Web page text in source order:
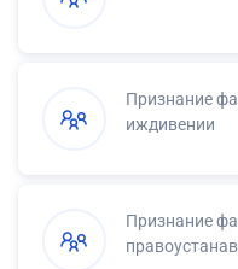
Признание
иждивении
Признание